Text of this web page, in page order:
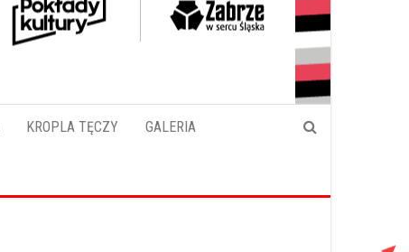
KROPLA TĘCZY GALERIA